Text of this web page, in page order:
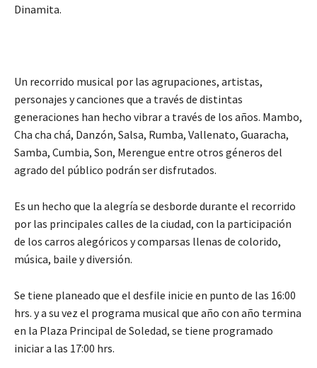
Dinamita.
Un recorrido musical por las agrupaciones, artistas,
personajes y canciones que a través de distintas
generaciones han hecho vibrar a través de los años. Mambo,
Cha cha chá, Danzón, Salsa, Rumba, Vallenato, Guaracha,
Samba, Cumbia, Son, Merengue entre otros géneros del
agrado del público podrán ser disfrutados.
Es un hecho que la alegría se desborde durante el recorrido
por las principales calles de la ciudad, con la participación
de los carros alegóricos y comparsas llenas de colorido,
música, baile y diversión.
Se tiene planeado que el desfile inicie en punto de las 16:00
hrs. y a su vez el programa musical que año con año termina
en la Plaza Principal de Soledad, se tiene programado
iniciar a las 17:00 hrs.